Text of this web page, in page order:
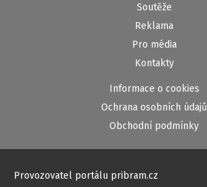
Soutěže
Reklama
Pro média
Kontakty
Informace o cookies
Ochrana osobních údajů
Obchodní podmínky
Provozovatel portálu pribram.cz